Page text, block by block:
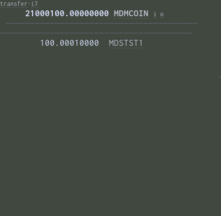
transfer · i7
     21000100.00000000
MDMCOIN i o
———————————————————————————————————————
———————————————————————————————————————
        100.00010000
MDSTST1